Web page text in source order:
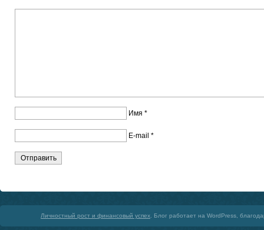
Имя *
E-mail *
Личностный рост и финансовый успех . Блог работает на WordPress,